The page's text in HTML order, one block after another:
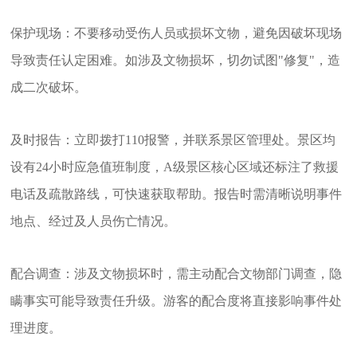
保护现场：不要移动受伤人员或损坏文物，避免因破坏现场
导致责任认定困难。如涉及文物损坏，切勿试图"修复"，造
成二次破坏。
及时报告：立即拨打110报警，并联系景区管理处。景区均
设有24小时应急值班制度，A级景区核心区域还标注了救援
电话及疏散路线，可快速获取帮助。报告时需清晰说明事件
地点、经过及人员伤亡情况。
配合调查：涉及文物损坏时，需主动配合文物部门调查，隐
瞒事实可能导致责任升级。游客的配合度将直接影响事件处
理进度。